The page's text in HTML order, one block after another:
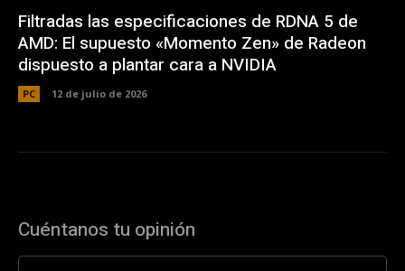
Filtradas las especificaciones de RDNA 5 de
AMD: El supuesto «Momento Zen» de Radeon
dispuesto a plantar cara a NVIDIA
PC 12 de julio de 2026
Cuéntanos tu opinión